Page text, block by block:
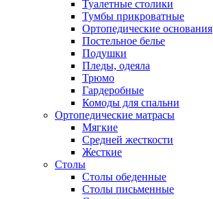
Туалетные столики
Тумбы прикроватные
Ортопедические основания
Постельное белье
Подушки
Пледы, одеяла
Трюмо
Гардеробные
Комоды для спальни
Ортопедические матрасы
Мягкие
Средней жесткости
Жесткие
Столы
Столы обеденные
Столы письменные